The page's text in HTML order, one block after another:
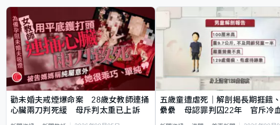
勸未婚夫戒煙爆命案 28歲女教師連捅
心臟兩刀判死緩 母斥判太重已上訴
五歲童遭虐死｜解剖揭長期捱餓
纍纍 母認罪判囚22年 官斥冷